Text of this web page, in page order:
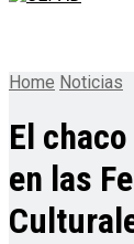
Home Noticias
El
en las